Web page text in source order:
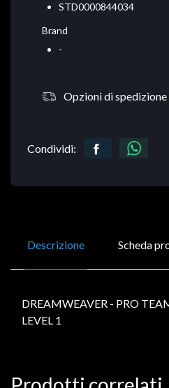
STD0000844034
Brand
-
Opzioni di spedizione
Condividi:
Descrizione Scheda
DREAMWEAVER - PRO
LEVEL 1